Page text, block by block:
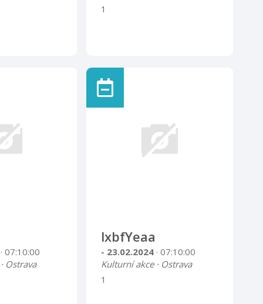
1
· 07:10:00
Ostrava
lxbfYeaa
- 23.02.2024 · 07:10:00
Kulturní akce · Ostrava
1